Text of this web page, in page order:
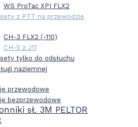
WS ProTac XPI FLX2
z PTT na przewodzie
CH-3 FLX2 (-110)
CH-5 z J11
tylko do odsłuchu
naziemnej
przewodowe
bezprzewodowe
sł. 3M PELTOR